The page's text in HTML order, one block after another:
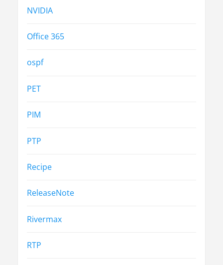
NVIDIA
Office 365
ospf
PET
PIM
PTP
Recipe
ReleaseNote
Rivermax
RTP